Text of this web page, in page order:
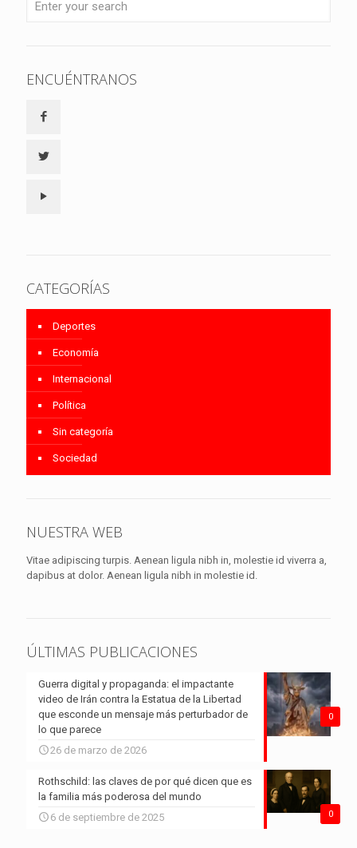
ENCUÉNTRANOS
CATEGORÍAS
Deportes
Economía
Internacional
Política
Sin categoría
Sociedad
NUESTRA WEB
Vitae adipiscing turpis. Aenean ligula nibh in, molestie id viverra a,
dapibus at dolor. Aenean ligula nibh in molestie id.
ÚLTIMAS PUBLICACIONES
0
Guerra digital y propaganda: el impactante
video de Irán contra la Estatua de la Libertad
que esconde un mensaje más perturbador de
lo que parece
26 de marzo de 2026
0
Rothschild: las claves de por qué dicen que es
la familia más poderosa del mundo
6 de septiembre de 2025